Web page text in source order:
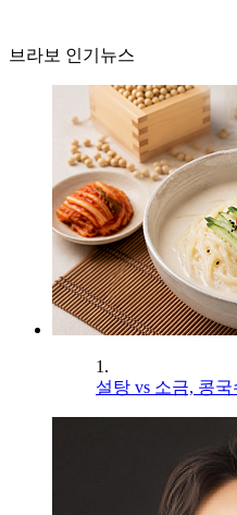
브라보 인기뉴스
1.
설탕 vs 소금, 콩